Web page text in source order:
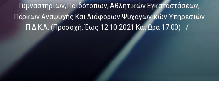
Γυμναστηρίων, Παιδότοπων, Αθλητικών Εγκαταστάσεων,
Πάρκων Αναψυχής Και Διάφορων Ψυχαγωγικών Υπηρεσιών
Π.δ.κ.α. (Προσοχή: Έως 12.10.2021 Και Ώρα 17:00)
/